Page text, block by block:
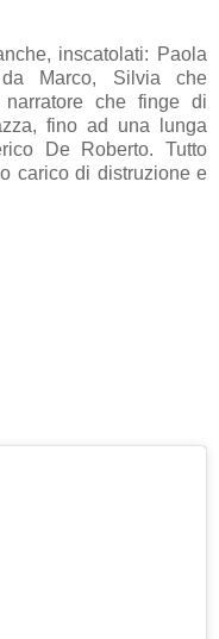
inscatolati: Paola
Marco, Silvia che
che finge di
fino ad una lunga
De Roberto. Tutto
carico di distruzione e